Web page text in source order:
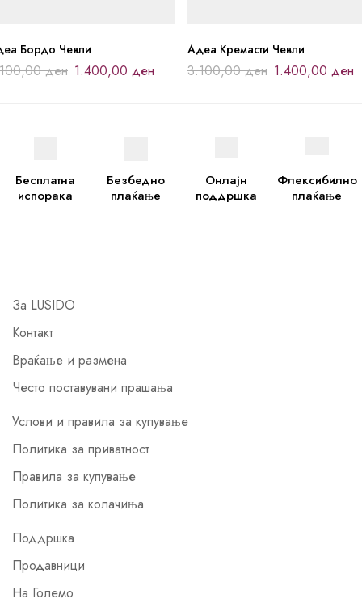
Бордо Чевли
ден 1.400,00 ден
Адеа Кремасти Чевли
3.100,00ден 1.400,00 ден
Бесплатна
испорака
Безбедно
плаќање
Онлајн
поддршка
Флексибилно
плаќање
За LUSIDO
Контакт
Враќање и размена
Често поставувани прашања
Услови и правила за купување
Политика за приватност
Правила за купување
Политика за колачиња
Поддршка
Продавници
На Големо